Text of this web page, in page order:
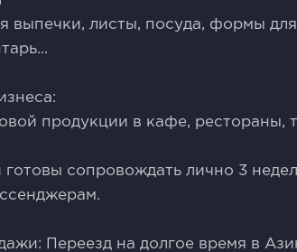
выпечки, листы, посуда, формы
продукции в кафе, рестораны,
готовы сопровождать лично 3
Переезд на долгое время в